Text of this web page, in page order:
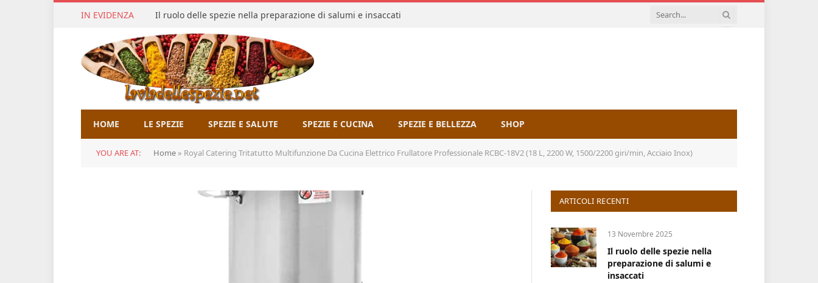
IN EVIDENZA Il ruolo delle spezie nella preparazione di salumi e insaccati
HOME LE SPEZIE SPEZIE E SALUTE SPEZIE E CUCINA SPEZIE E BELLEZZA SHOP
YOU ARE AT: Home » Royal Catering Tritatutto Multifunzione Da Cucina Elettrico Frullatore Professionale RCBC-18V2 (18 L, 2200 W, 1500/2200 giri/min, Acciaio Inox)
ARTICOLI RECENTI
13 Novembre 2025
Il ruolo delle spezie nella
preparazione di salumi e
insaccati